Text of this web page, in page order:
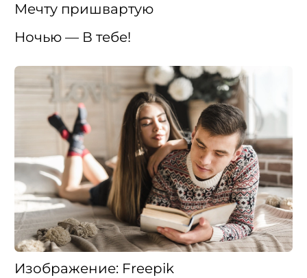
Мечту пришвартую
Ночью — В тебе!
Изображение: Freepik